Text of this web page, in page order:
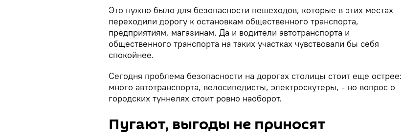
Это нужно было для безопасности пешеходов, которые в этих местах
переходили дорогу к остановкам общественного транспорта,
предприятиям, магазинам. Да и водители автотранспорта и
общественного транспорта на таких участках чувствовали бы себя
спокойнее.
Сегодня проблема безопасности на дорогах столицы стоит еще острее:
много автотранспорта, велосипедисты, электроскутеры, - но вопрос о
городских туннелях стоит ровно наоборот.
Пугают, выгоды не приносят